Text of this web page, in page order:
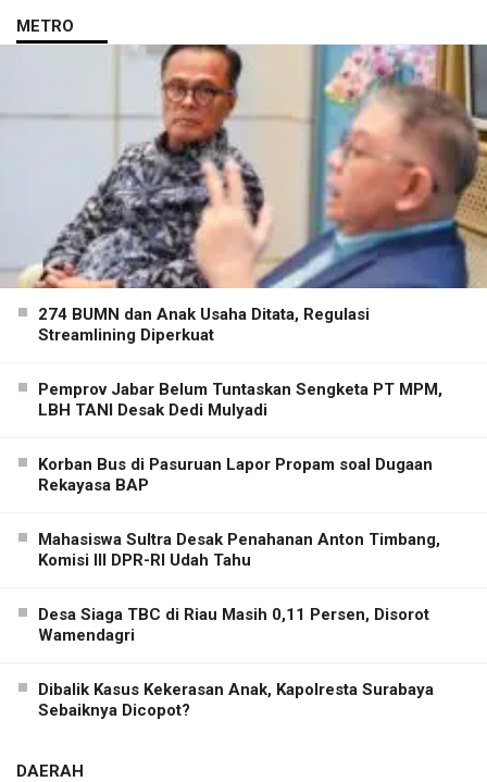
METRO
274 BUMN dan Anak Usaha Ditata, Regulasi
Streamlining Diperkuat
Pemprov Jabar Belum Tuntaskan Sengketa PT MPM,
LBH TANI Desak Dedi Mulyadi
Korban Bus di Pasuruan Lapor Propam soal Dugaan
Rekayasa BAP
Mahasiswa Sultra Desak Penahanan Anton Timbang,
Komisi III DPR-RI Udah Tahu
Desa Siaga TBC di Riau Masih 0,11 Persen, Disorot
Wamendagri
Dibalik Kasus Kekerasan Anak, Kapolresta Surabaya
Sebaiknya Dicopot?
DAERAH